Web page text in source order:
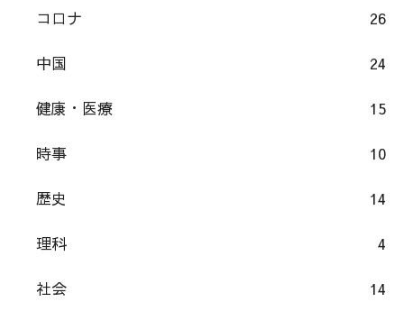
コロナ 26
中国 24
健康・医療 15
時事 10
歴史 14
理科 4
社会 14